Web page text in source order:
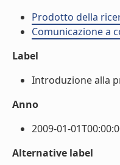
Prodotto della
Comunicazione a
Label
Introduzione alla
Anno
2009-01-
Alternative label